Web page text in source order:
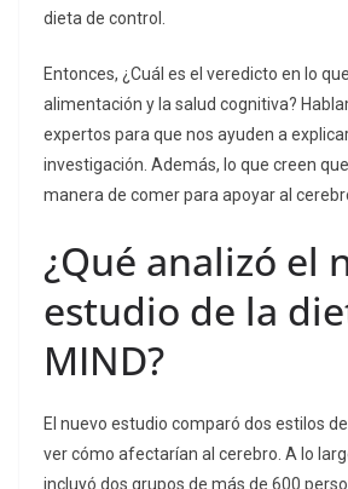
dieta de control.
Entonces, ¿Cuál es el veredicto en lo
alimentación y la salud cognitiva?
expertos para que nos ayuden a
investigación. Además, lo que creen
manera de comer para apoyar al
¿Qué analizó el
estudio de la
MIND?
El nuevo estudio comparó dos estilos
ver cómo afectarían al cerebro. A lo
incluyó dos grupos de más de 600